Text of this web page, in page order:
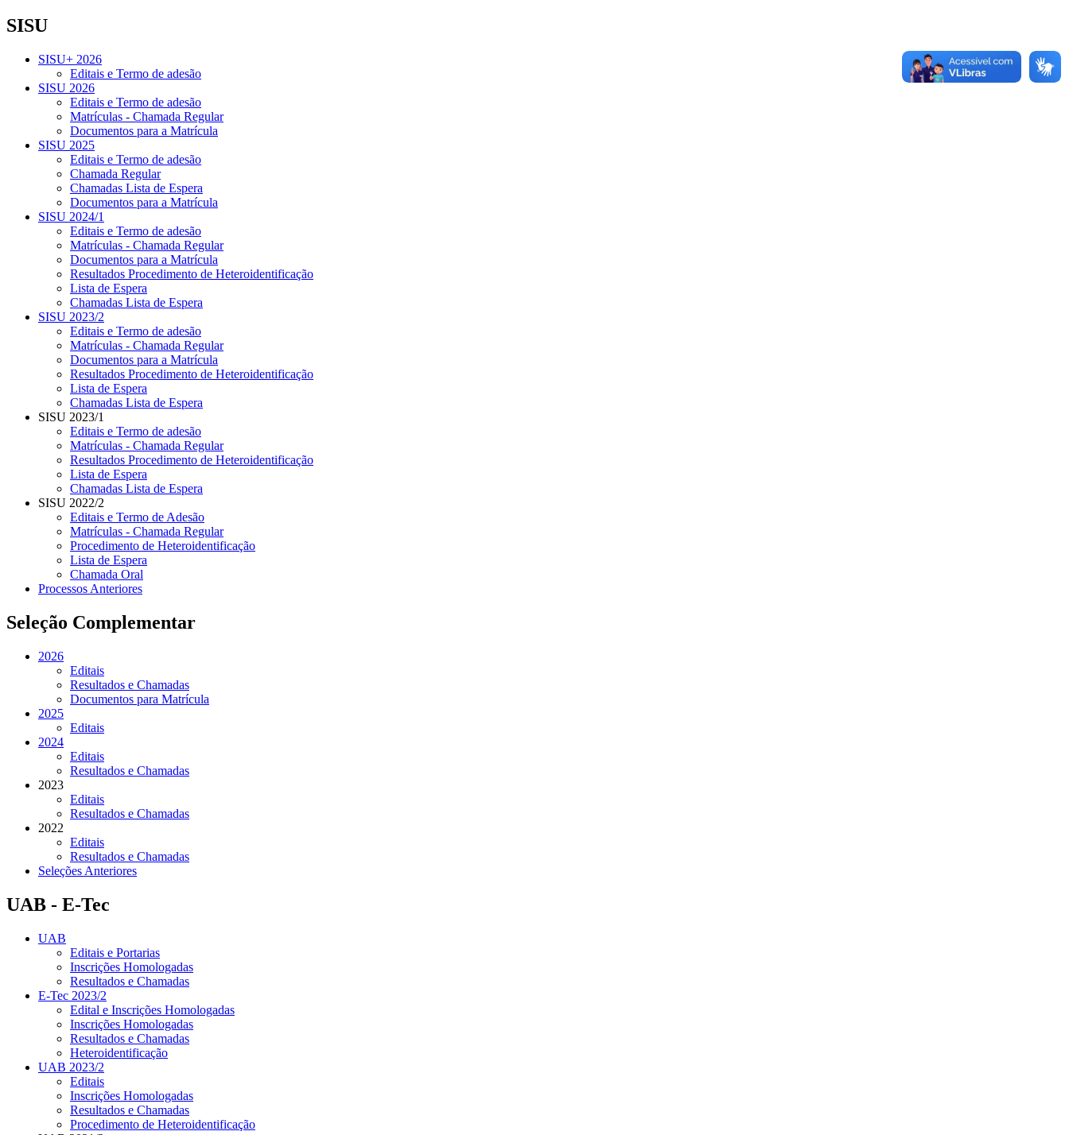
SISU
SISU+ 2026
Editais e Termo de adesão
SISU 2026
Editais e Termo de adesão
Matrículas - Chamada Regular
Documentos para a Matrícula
SISU 2025
Editais e Termo de adesão
Chamada Regular
Chamadas Lista de Espera
Documentos para a Matrícula
SISU 2024/1
Editais e Termo de adesão
Matrículas - Chamada Regular
Documentos para a Matrícula
Resultados Procedimento de Heteroidentificação
Lista de Espera
Chamadas Lista de Espera
SISU 2023/2
Editais e Termo de adesão
Matrículas - Chamada Regular
Documentos para a Matrícula
Resultados Procedimento de Heteroidentificação
Lista de Espera
Chamadas Lista de Espera
SISU 2023/1
Editais e Termo de adesão
Matrículas - Chamada Regular
Resultados Procedimento de Heteroidentificação
Lista de Espera
Chamadas Lista de Espera
SISU 2022/2
Editais e Termo de Adesão
Matrículas - Chamada Regular
Procedimento de Heteroidentificação
Lista de Espera
Chamada Oral
Processos Anteriores
Seleção Complementar
2026
Editais
Resultados e Chamadas
Documentos para Matrícula
2025
Editais
2024
Editais
Resultados e Chamadas
2023
Editais
Resultados e Chamadas
2022
Editais
Resultados e Chamadas
Seleções Anteriores
UAB - E-Tec
UAB
Editais e Portarias
Inscrições Homologadas
Resultados e Chamadas
E-Tec 2023/2
Edital e Inscrições Homologadas
Inscrições Homologadas
Resultados e Chamadas
Heteroidentificação
UAB 2023/2
Editais
Inscrições Homologadas
Resultados e Chamadas
Procedimento de Heteroidentificação